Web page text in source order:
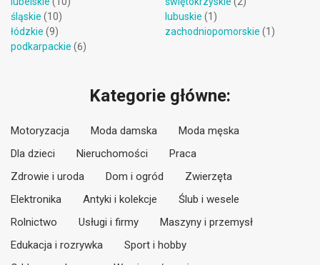
śląskie (10)
łódzkie (9)
podkarpackie (6)
lubuskie (1)
zachodniopomorskie (1)
Kategorie główne:
Motoryzacja Moda damska
Moda męska
Dla dzieci
Nieruchomości
Praca
Zdrowie i uroda
Dom i ogród
Zwierzęta
Elektronika
Antyki i kolekcje
Ślub i wesele
Rolnictwo
Usługi i firmy
Maszyny i przemysł
Edukacja i rozrywka
Sport i hobby